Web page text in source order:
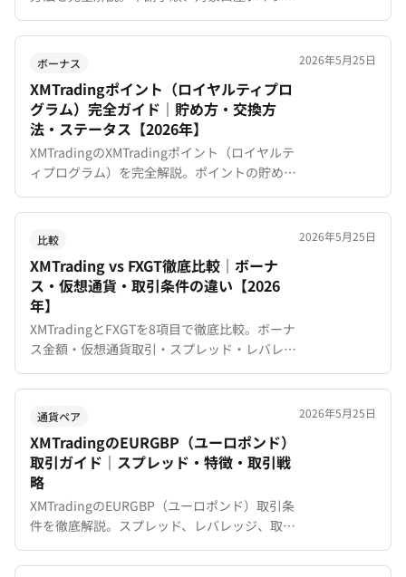
有効期限、出金条件、消失パターンまで。入金
不要で取引開始可能。
ボーナス
XMTradingポイント（ロイヤルティプロ
グラム）完全ガイド｜貯め方・交換方
法・ステータス【2026年】
XMTradingのXMTradingポイント（ロイヤルテ
ィプログラム）を完全解説。ポイントの貯め
方・4段階ステータスの違い・付与率・ボーナ
スや現金への交換方法・注意点まで網羅的に紹
介。
2026年5月25日
比較
XMTrading vs FXGT徹底比較｜ボーナ
ス・仮想通貨・取引条件の違い【2026
年】
XMTradingとFXGTを8項目で徹底比較。ボーナ
ス金額・仮想通貨取引・スプレッド・レバレッ
ジ・日本語サポートの違いを解説。トレードス
タイル別のおすすめも紹介。
2026年5月25日
通貨ペア
XMTradingのEURGBP（ユーロポンド）
取引ガイド｜スプレッド・特徴・取引戦
略
XMTradingのEURGBP（ユーロポンド）取引条
件を徹底解説。スプレッド、レバレッジ、取引
時間、ECBとBOEの政策が生む値動きの特徴か
らおすすめのレンジ戦略まで網羅。
2026年5月25日